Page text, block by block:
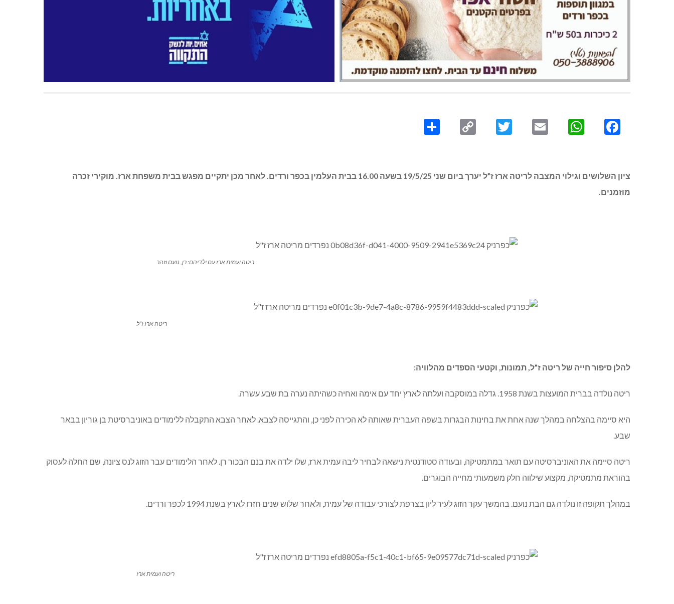
Facebook
WhatsApp
Email
Twitter
Copy
ציון השלושים וגילוי המצבה לריטה ארז ז”ל יערך ביום שני 19/5/25 בשעה 16.00 בבית העלמין בכפר ורדים. לאחר מכן יתקיים מפגש בבית משפחת ארז. מוקירי זכרה
מוזמנים.
ריטה ועמית ארז עם ילדיהם: רן, נועם וזהר
ריטה ארז ז”ל
להלן סיפור חייה של ריטה ז”ל, תמונות, וקטעי הספדים מהלוויה:
ריטה נולדה בברית המועצות בשנת 1958. גדלה במוסקבה ועלתה לארץ יחד עם אימה ואחיה כשהיתה נערה בת שבע עשרה.
היא סיימה בהצלחה במהלך שנה אחת את בחינות הבגרות בשפה העברית שאותה לא הכירה לפני כן, והתגייסה לצבא. לאחר הצבא התקבלה ללימודים באוניברסיטת בן גוריון בבאר
שבע.
ריטה סיימה את האוניברסיטה עם תואר במתמטיקה, ובעודה סטודנטית נישאה לבחיר ליבה עמית ארז, שלו ילדה את בנם הבכור רן. לאחר הלימודים עבר הזוג לנס ציונה, שם החלה לעסוק
בהוראת מתמטיקה, מקצוע שילווה חלק משמעותי מחייה הבוגרים.
במהלך תקופה זו נולדה גם הבת נועם. בהמשך עקר הזוג לעיר ליון בצרפת לצורכי עבודה של עמית, ולאחר שלוש שנים חזרו לארץ בשנת 1994 לכפר ורדים.
ריטה ועמית ארז